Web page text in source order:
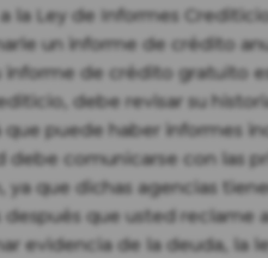
la Ley de Informes
un informe de crédito
informe de crédito gratuito
debe revisar su
que puede haber informes
debe comunicarse con las
ya que dichas agencias
después que usted reclame
evidencia de la deuda, la